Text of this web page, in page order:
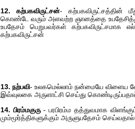
12. கற்பகவிருட்சன்- கற்பகவிருட்சத்தின்
கொண்டே வரும் அளவற்ற ஞானத்தை
உபதேசம் பெறுபவர்கள் கற்பகவிருட்சமாக
கற்பகவிருட்சன்
13. நற்பவி- உலகமெல்லாம் நன்மையே விளைய
இவ்வுலகை அருளாட்சி செய்து
14. பிரம்மகுரு- பரபிரம்ம தத்துவமாக
மும்மூர்த்திகளுக்கும் அருளுபதேசம் செய்வதால்